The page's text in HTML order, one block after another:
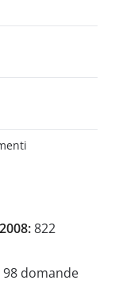
822
98 domande